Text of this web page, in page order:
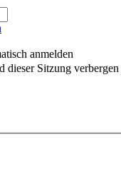
anmelden
dieser Sitzung verbergen